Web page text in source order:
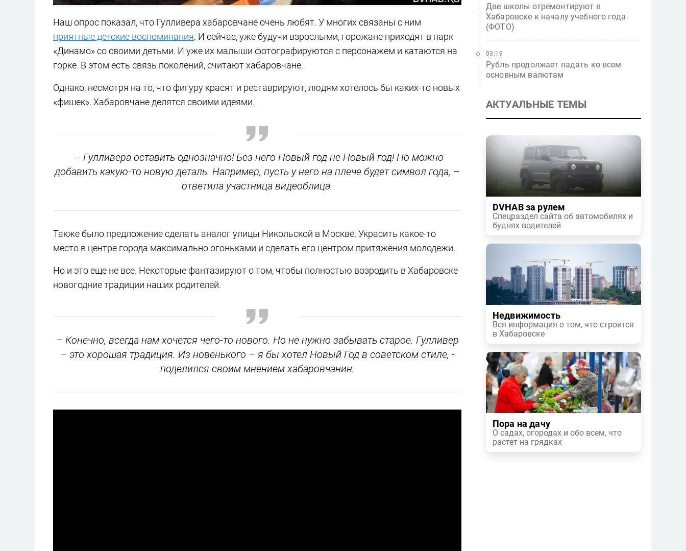
Наш опрос показал, что Гулливера хабаровчане очень любят. У многих связаны с ним
приятные детские воспоминания. И сейчас, уже будучи взрослыми, горожане приходят в парк
«Динамо» со своими детьми. И уже их малыши фотографируются с персонажем и катаются на
горке. В этом есть связь поколений, считают хабаровчане.
Однако, несмотря на то, что фигуру красят и реставрируют, людям хотелось бы каких-то новых
«фишек». Хабаровчане делятся своими идеями.
­ – Гулливера оставить однозначно! Без него Новый год не Новый год! Но можно
добавить какую-то новую деталь. Например, пусть у него на плече будет символ года, –
ответила участница видеоблица.
Также было предложение сделать аналог улицы Никольской в Москве. Украсить какое-то
место в центре города максимально огоньками и сделать его центром притяжения молодежи.
Но и это еще не все. Некоторые фантазируют о том, чтобы полностью возродить в Хабаровске
новогодние традиции наших родителей.
– Конечно, всегда нам хочется чего-то нового. Но не нужно забывать старое. Гулливер
– это хорошая традиция. Из новенького – я бы хотел Новый Год в советском стиле, -
поделился своим мнением хабаровчанин.
Две школы отремонтируют в
Хабаровске к началу учебного года
(ФОТО)
Рубль продолжает падать ко всем
основным валютам
03:19
АКТУАЛЬНЫЕ ТЕМЫ
DVHAB за рулем
Спецраздел сайта об автомобилях и
буднях водителей
Недвижимость
Вся информация о том, что строится
в Хабаровске
Пора на дачу
О садах, огородах и обо всем, что
растет на грядках